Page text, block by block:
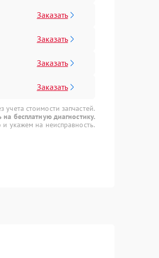
Заказать
Заказать
Заказать
Заказать
стоимости запчастей.
на бесплатную диагностику.
укажем на неисправность.